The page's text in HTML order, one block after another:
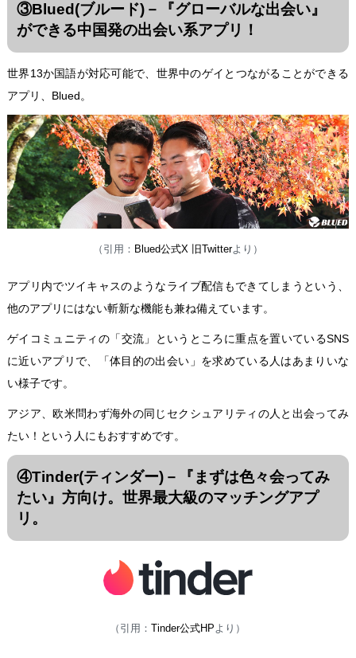
③Blued(ブルード)－『グローバルな出会い』
ができる中国発の出会い系アプリ！
世界13か国語が対応可能で、世界中のゲイとつながることができる
アプリ、Blued。
（引用： Blued公式X 旧Twitterより）
アプリ内でツイキャスのようなライブ配信もできてしまうという、
他のアプリにはない斬新な機能も兼ね備えています。
ゲイコミュニティの「交流」というところに重点を置いているSNS
に近いアプリで、「体目的の出会い」を求めている人はあまりいな
い様子です。
アジア、欧米問わず海外の同じセクシュアリティの人と出会ってみ
たい！という人にもおすすめです。
④Tinder(ティンダー)－『まずは色々会ってみ
たい』方向け。 世界最大級のマッチングアプ
リ。
（引用：Tinder公式HPより）